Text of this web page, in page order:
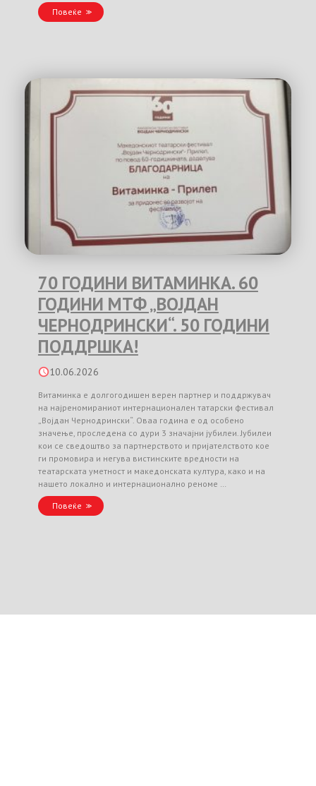
Повеќе
70 ГОДИНИ ВИТАМИНКА. 60
ГОДИНИ МТФ „ВОЈДАН
ЧЕРНОДРИНСКИ“. 50 ГОДИНИ
ПОДДРШКА!
10.06.2026
Витаминка е долгогодишен верен партнер и поддржувач
на најреномираниот интернационален татарски фестивал
„Војдан Чернодрински“. Оваа година е од особено
значење, проследена со дури 3 значајни јубилеи. Јубилеи
кои се сведоштво за партнерството и пријателството кое
ги промовира и негува вистинските вредности на
театарската уметност и македонската култура, како и на
нашето локално и интернационално реноме …
Повеќе